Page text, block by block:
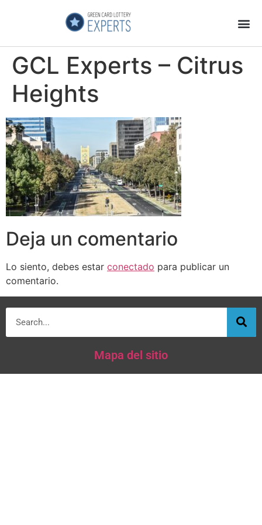
GCL Experts – Citrus
Heights
Deja un comentario
Lo siento, debes estar conectado para publicar un
comentario.
Mapa del sitio